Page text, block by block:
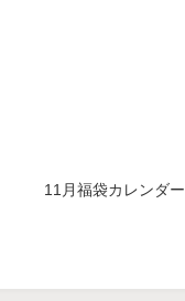
11月福袋カレンダー